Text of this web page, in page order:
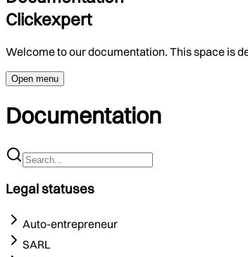
Clickexpert
Welcome to our documentation. This space is
Open menu
Documentation
Legal statuses
Auto-entrepreneur
SARL